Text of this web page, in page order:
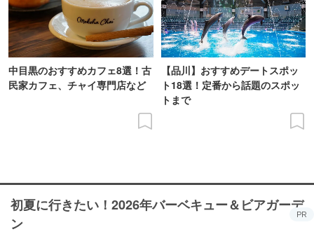
中目黒のおすすめカフェ8選！古
民家カフェ、チャイ専門店など
【品川】おすすめデートスポッ
ト18選！定番から話題のスポッ
トまで
初夏に行きたい！2026年バーベキュー＆ビアガーデ
ン
PR